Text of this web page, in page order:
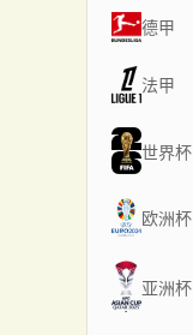
德甲
法甲
世界杯
欧洲杯
亚洲杯